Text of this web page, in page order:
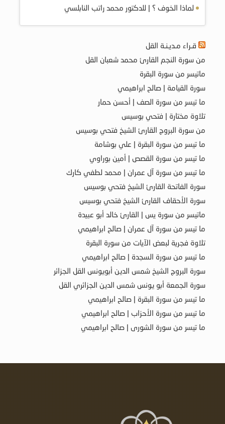
لماذا الخوف ؟ | للدكتور محمد راتب النابلسي
قـراء مـديـنـة القل
من سورة النجم القارئ محمد شعبان القل
ماتيسر من سورة البقرة
سورة القيامة | صالح ابراهيمي
ما تيسر من سورة الصف | أحسن حمار
تلاوة مختارة | فتحي بوسيس
من سورة البروج القارئ الشيخ فتحي بوسيس
ما تيسر من سورة البقرة | علي بوشامة
ما تيسر من سورة القصص | أمين بوراوي
ما تيسر من سورة آل عمران | محمد لطفي كارك
سورة الفاتحة القارئ الشيخ فتحي بوسيس
سورة الأحقاف القارئ الشيخ فتحي بوسيس
ماتيسر من سورة يس | القارئ خالد أبو عبيدة
ما تيسر من سورة آل عمران | صالح ابراهيمي
تلاوة فجرية لبعض الآيات من سورة البقرة
ما تيسر من سورة السجدة | صالح ابراهيمي
سورة البروج الشيخ شمس الدين أبويونس القل الجزائر
سورة الجمعة أبو يونس شمس الدين الجزائري القل
ما تيسر من سورة البقرة | صالح ابراهيمي
ما تيسر من سورة الأحزاب | صالح ابراهيمي
ما تيسر من سورة الشورى | صالح ابراهيمي